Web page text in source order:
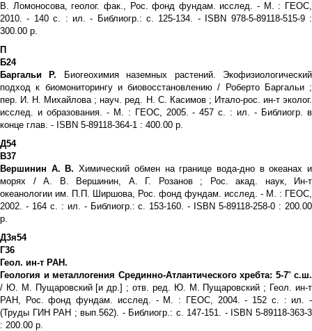
В. Ломоносова, геолог. фак., Рос. фонд фундам. исслед. - М. : ГЕОС,
2010. - 140 с. : ил. - Библиогр.: с. 125-134. - ISBN 978-5-89118-515-9 :
300.00 р.
П
Б24
Баргальи Р. Биогеохимия наземных растений. Экофизиологический
подход к биомониторингу и биовосстановлению / Роберто Баргальи ;
пер. И. Н. Михайлова ; науч. ред. Н. С. Касимов ; Итало-рос. ин-т эколог.
исслед. и образования. - М. : ГЕОС, 2005. - 457 с. : ил. - Библиогр. в
конце глав. - ISBN 5-89118-364-1 : 400.00 р.
Д54
В37
Вершинин А. В. Химический обмен на границе вода-дно в океанах и
морях / А. В. Вершинин, А. Г. Розанов ; Рос. акад. наук, Ин-т
океанологии им. П.П. Ширшова, Рос. фонд фундам. исслед. - М. : ГЕОС,
2002. - 164 с. : ил. - Библиогр.: с. 153-160. - ISBN 5-89118-258-0 : 200.00
р.
Д3я54
Г36
Геол. ин-т РАН.
Геология и металлогения Срединно-Атлантического хребта: 5-7˚ с.ш.
/ Ю. М. Пущаровский [и др.] ; отв. ред. Ю. М. Пущаровский ; Геол. ин-т
РАН, Рос. фонд фундам. исслед. - М. : ГЕОС, 2004. - 152 с. : ил. -
(Труды ГИН РАН ; вып.562). - Библиогр.: с. 147-151. - ISBN 5-89118-363-3
: 200.00 р.